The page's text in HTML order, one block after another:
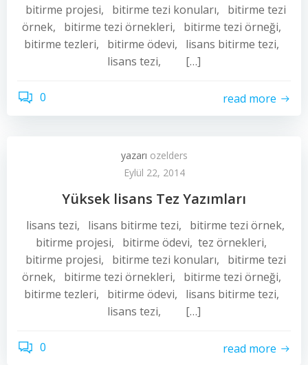
bitirme projesi, bitirme tezi konuları, bitirme tezi
örnek, bitirme tezi örnekleri, bitirme tezi örneği,
bitirme tezleri, bitirme ödevi, lisans bitirme tezi,
lisans tezi, […]
0 read more
yazarı ozelders
Eylül 22, 2014
Yüksek lisans Tez Yazımları
lisans tezi, lisans bitirme tezi, bitirme tezi örnek,
bitirme projesi, bitirme ödevi, tez örnekleri,
bitirme projesi, bitirme tezi konuları, bitirme tezi
örnek, bitirme tezi örnekleri, bitirme tezi örneği,
bitirme tezleri, bitirme ödevi, lisans bitirme tezi,
lisans tezi, […]
0 read more